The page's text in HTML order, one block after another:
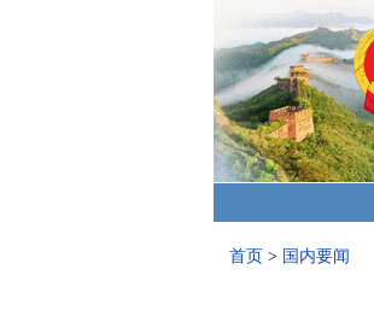
首页 > 国内要闻